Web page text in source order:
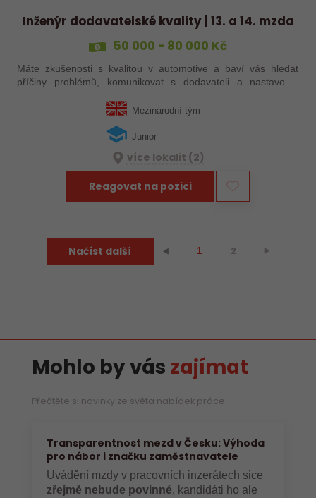
Inženýr dodavatelské kvality | 13. a 14. mzda
50 000 - 80 000 Kč
Máte zkušenosti s kvalitou v automotive a baví vás hledat
příčiny problémů, komunikovat s dodavateli a nastavovat
dodavatelské kvality, který…Mezinárodní tým
Junior
více lokalit (2)
Reagovat na pozici
Načíst další ⯇ 1 2 ⯈
Mohlo by vás zajímat
Přečtěte si novinky ze světa nabídek práce
Transparentnost mezd v Česku: Výhoda
pro nábor i značku zaměstnavatele
Uvádění mzdy v pracovních inzerátech sice
zřejmě nebude povinné, kandidáti ho ale